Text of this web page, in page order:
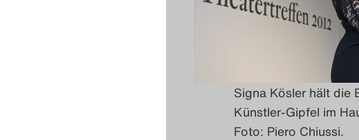
Signa Kösler hält die
Künstler-Gipfel im
Foto: Piero Chiussi.